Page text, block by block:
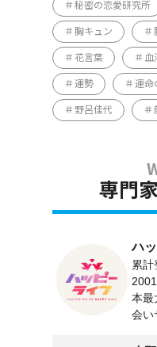
秘密の恋愛研究所
胸キュン
花言葉 血
運勢 運命
野呂佳代
専門
ハ
累計
本最
会い